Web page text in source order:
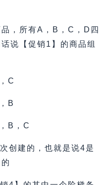
，所有A，B，C，D四
说【促销1】的商品组
C
B
B，C
创建的，也就是说4是